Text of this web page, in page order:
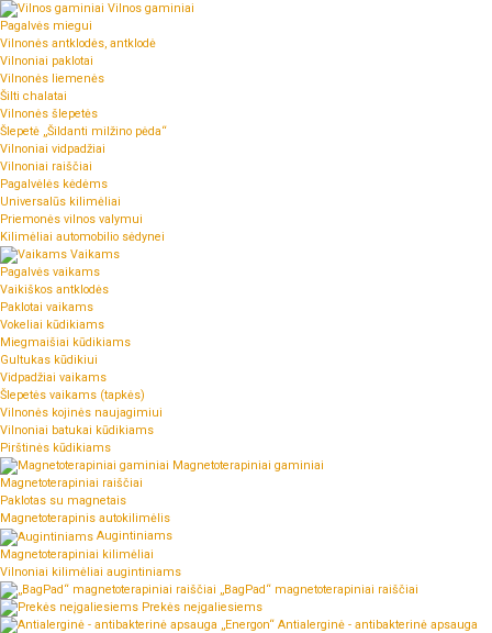
Vilnos gaminiai
Pagalvės miegui
Vilnonės antklodės, antklodė
Vilnoniai paklotai
Vilnonės liemenės
Šilti chalatai
Vilnonės šlepetės
Šlepetė „Šildanti milžino pėda“
Vilnoniai vidpadžiai
Vilnoniai raiščiai
Pagalvėlės kėdėms
Universalūs kilimėliai
Priemonės vilnos valymui
Kilimėliai automobilio sėdynei
Vaikams
Pagalvės vaikams
Vaikiškos antklodės
Paklotai vaikams
Vokeliai kūdikiams
Miegmaišiai kūdikiams
Gultukas kūdikiui
Vidpadžiai vaikams
Šlepetės vaikams (tapkės)
Vilnonės kojinės naujagimiui
Vilnoniai batukai kūdikiams
Pirštinės kūdikiams
Magnetoterapiniai gaminiai
Magnetoterapiniai raiščiai
Paklotas su magnetais
Magnetoterapinis autokilimėlis
Augintiniams
Magnetoterapiniai kilimėliai
Vilnoniai kilimėliai augintiniams
„BagPad“ magnetoterapiniai raiščiai
Prekės neįgaliesiems
Antialerginė - antibakterinė apsauga